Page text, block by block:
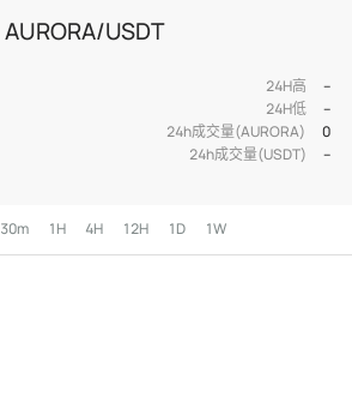
AURORA/USDT
24H高
--
24H低
--
24h成交量(AURORA)
0
24h成交量(USDT)
--
30m 1H 4H 12H 1D 1W